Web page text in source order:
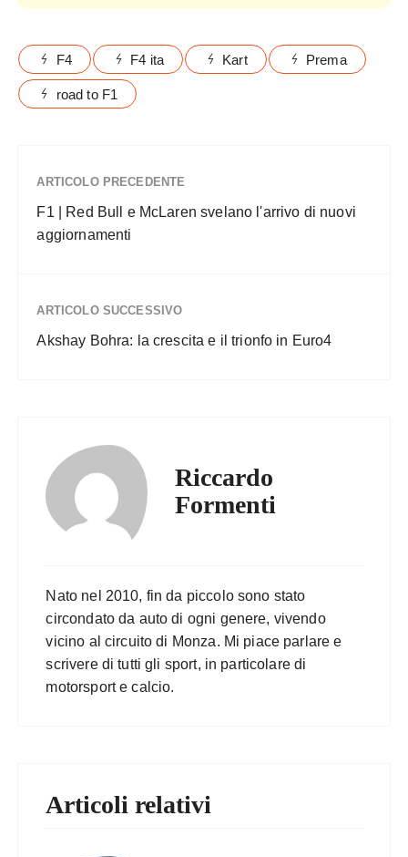
F4 F4 ita Kart Prema
road to F1
ARTICOLO PRECEDENTE
F1 | Red Bull e McLaren svelano l'arrivo di nuovi
aggiornamenti
ARTICOLO SUCCESSIVO
Akshay Bohra: la crescita e il trionfo in Euro4
Riccardo
Formenti
Nato nel 2010, fin da piccolo sono stato
circondato da auto di ogni genere, vivendo
vicino al circuito di Monza. Mi piace parlare e
scrivere di tutti gli sport, in particolare di
motorsport e calcio.
Articoli relativi